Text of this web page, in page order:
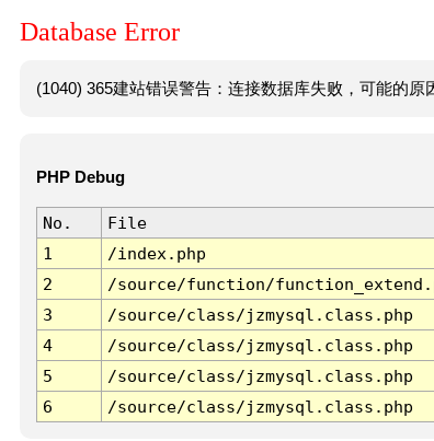
Database Error
(1040) 365建站错误警告：连接数据库失败，可能的原
PHP Debug
No. File
1
/index.php
2
/source/function/
3
/source/class/jzmysql.class.php
4
/source/class/jzmysql.class.php
5
/source/class/jzmysql.class.php
6
/source/class/jzmysql.class.php